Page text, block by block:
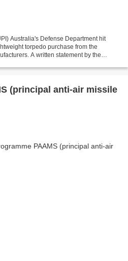
Australia's Defense Department hit
torpedo purchase from the
A written statement by the
(principal anti-air missile